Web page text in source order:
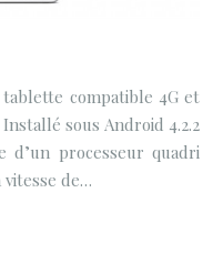
tablette compatible 4G et
sous Android 4.2.2
d’un processeur quadri
vitesse de…